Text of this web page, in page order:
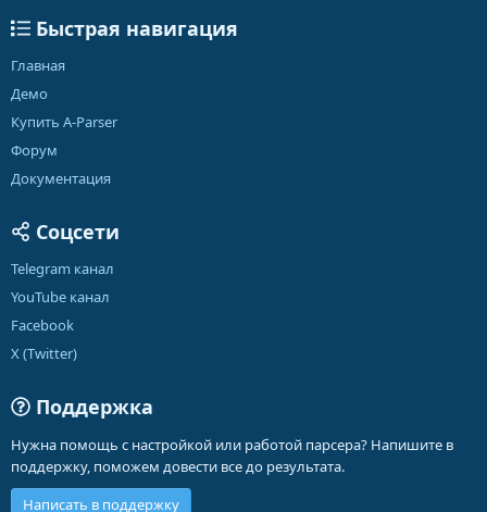
Быстрая навигация
Главная
Демо
Купить A-Parser
Форум
Документация
Соцсети
Telegram канал
YouTube канал
Facebook
X (Twitter)
Поддержка
Нужна помощь с настройкой или работой парсера? Напишите в
поддержку, поможем довести все до результата.
Написать в поддержку